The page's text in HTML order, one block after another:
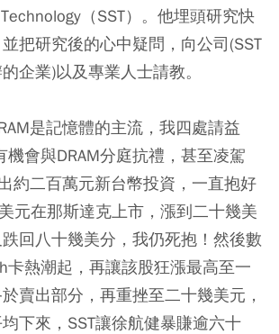
（SST）。他埋頭研究快
把研究後的心中疑問，向公司(SST
企業)以及專業人士請教。
是記憶體的主流，我四處請益
機會與DRAM分庭抗禮，甚至凌駕
約二百萬元新台幣投資，一直抱好
元在那斯達克上市，漲到二十幾美
回八十幾美分，我仍死抱！然後數
卡熱潮起，再讓該股狂漲最高至一
賣出部分，再重挫至二十幾美元，
下來，SST讓徐航健暴賺逾六十